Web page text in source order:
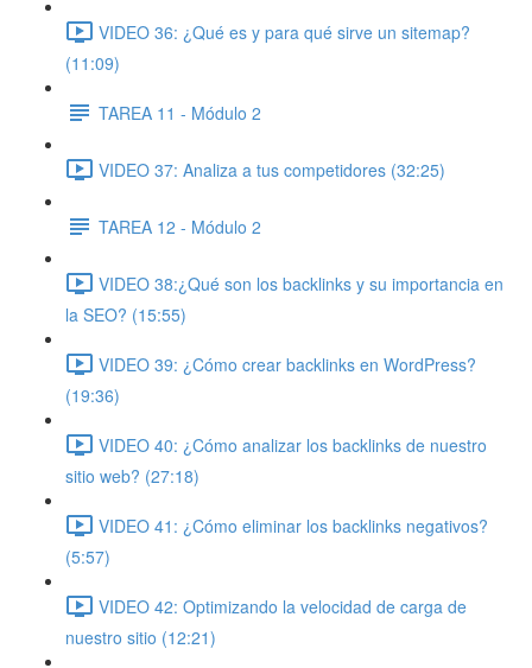
VIDEO 36: ¿Qué es y para qué sirve un sitemap?
(11:09)
TAREA 11 - Módulo 2
VIDEO 37: Analiza a tus competidores (32:25)
TAREA 12 - Módulo 2
VIDEO 38:¿Qué son los backlinks y su importancia en
la SEO? (15:55)
VIDEO 39: ¿Cómo crear backlinks en WordPress?
(19:36)
VIDEO 40: ¿Cómo analizar los backlinks de nuestro
sitio web? (27:18)
VIDEO 41: ¿Cómo eliminar los backlinks negativos?
(5:57)
VIDEO 42: Optimizando la velocidad de carga de
nuestro sitio (12:21)